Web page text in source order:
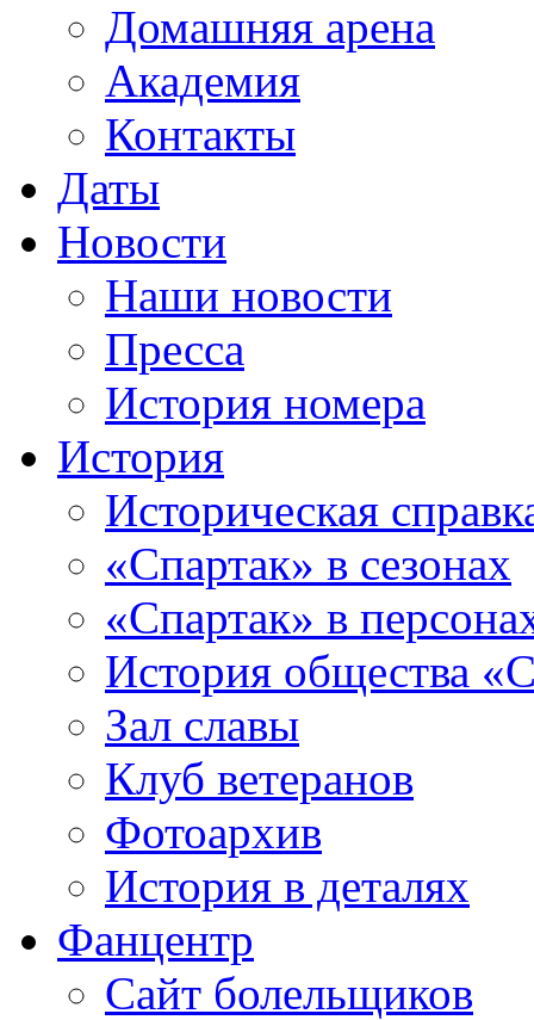
Домашняя арена
Академия
Контакты
Даты
Новости
Наши новости
Пресса
История номера
История
Историческая
«Спартак» в сезонах
«Спартак» в
История общества
Зал славы
Клуб ветеранов
Фотоархив
История в деталях
Фанцентр
Сайт болельщиков